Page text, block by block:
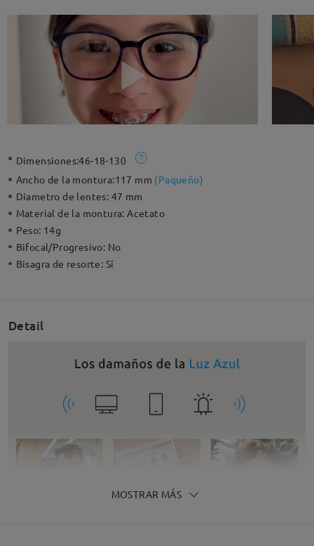
Dimensiones:46-18-130
Ancho de la montura:117 mm (Paqueño)
Diametro de lentes: 47 mm
Material de la montura:Acetato
Peso: 14g
Bifocal/Progresivo: No
Bisagra de resorte: Sí
Detail
MOSTRAR MÁS